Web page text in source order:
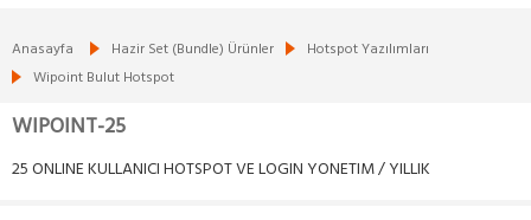
Anasayfa Hazir Set (Bundle) Ürünler
Hotspot Yazılımları
Wipoint Bulut Hotspot
WIPOINT-25
25 ONLINE KULLANICI HOTSPOT VE LOGIN YONETIM / YILLIK